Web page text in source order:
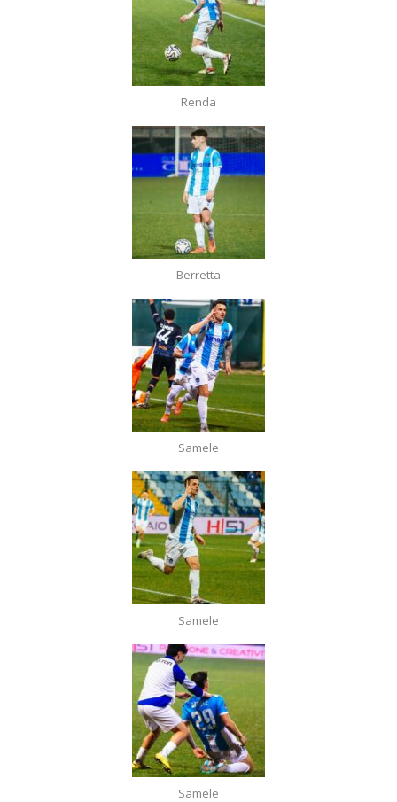
Renda
Berretta
Samele
Samele
Samele